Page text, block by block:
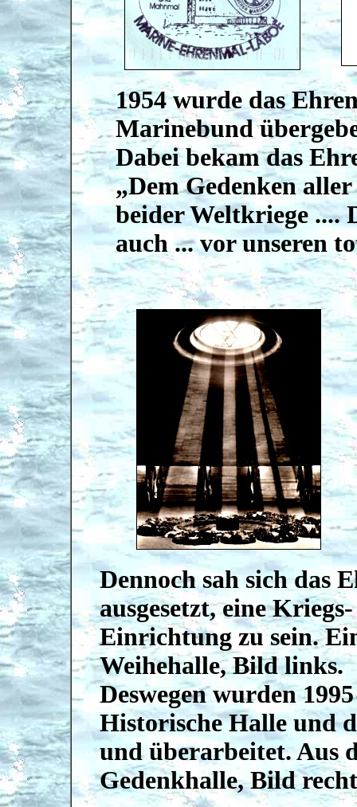
1954 wurde das
Marinebund
Dabei bekam das
„Dem Gedenken
beider Weltkriege ....
auch ... vor unseren
Dennoch sah sich das
ausgesetzt, eine
Einrichtung zu sein.
Weihehalle, Bild links.
Deswegen wurden
Historische Halle und
und überarbeitet. Aus
Gedenkhalle, Bild